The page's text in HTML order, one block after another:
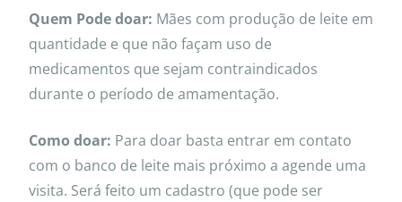
Quem Pode doar: Mães com produção de leite em
quantidade e que não façam uso de
medicamentos que sejam contraindicados
durante o período de amamentação.
Como doar: Para doar basta entrar em contato
com o banco de leite mais próximo a agende uma
visita. Será feito um cadastro (que pode ser